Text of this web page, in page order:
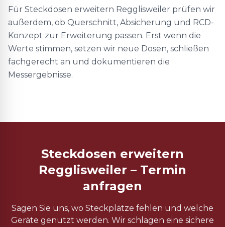
Für Steckdosen erweitern Regglisweiler prüfen wir
außerdem, ob Querschnitt, Absicherung und RCD-
Konzept zur Erweiterung passen. Erst wenn die
Werte stimmen, setzen wir neue Dosen, schließen
fachgerecht an und dokumentieren die
Messergebnisse.
Steckdosen erweitern
Regglisweiler – Termin
anfragen
Sagen Sie uns, wo Steckplätze fehlen und welche
Geräte genutzt werden. Wir schlagen eine sichere